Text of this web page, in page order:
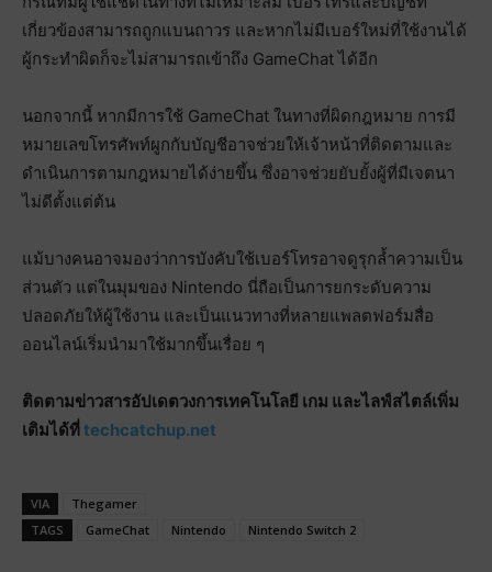
เกี่ยวข้องสามารถถูกแบนถาวร และหากไม่มีเบอร์ใหม่ที่ใช้งานได้
ผู้กระทำผิดก็จะไม่สามารถเข้าถึง GameChat ได้อีก
นอกจากนี้ หากมีการใช้ GameChat ในทางที่ผิดกฎหมาย การมี
หมายเลขโทรศัพท์ผูกกับบัญชีอาจช่วยให้เจ้าหน้าที่ติดตามและ
ดำเนินการตามกฎหมายได้ง่ายขึ้น ซึ่งอาจช่วยยับยั้งผู้ที่มีเจตนา
ไม่ดีตั้งแต่ต้น
แม้บางคนอาจมองว่าการบังคับใช้เบอร์โทรอาจดูรุกล้ำความเป็น
ส่วนตัว แต่ในมุมของ Nintendo นี่ถือเป็นการยกระดับความ
ปลอดภัยให้ผู้ใช้งาน และเป็นแนวทางที่หลายแพลตฟอร์มสื่อ
ออนไลน์เริ่มนำมาใช้มากขึ้นเรื่อย ๆ
ติดตามข่าวสารอัปเดตวงการเทคโนโลยี เกม และไลฟ์สไตล์เพิ่ม
เติมได้ที่ techcatchup.net
VIA
Thegamer
TAGS
GameChat Nintendo Nintendo Switch 2